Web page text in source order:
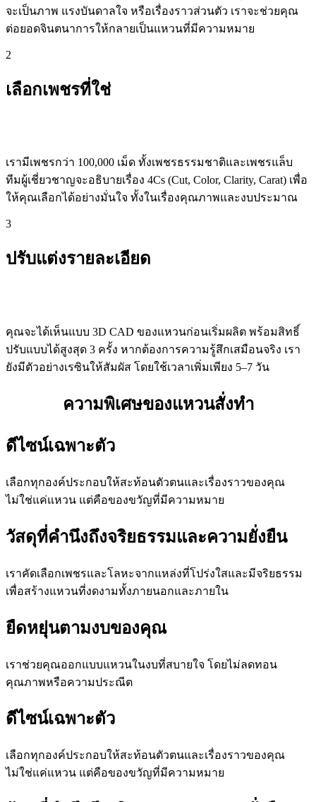
จะเป็นภาพ แรงบันดาลใจ หรือเรื่องราวส่วนตัว เราจะช่วยคุณ
ต่อยอดจินตนาการให้กลายเป็นแหวนที่มีความหมาย
2
เลือกเพชรที่ใช่
เรามีเพชรกว่า 100,000 เม็ด ทั้งเพชรธรรมชาติและเพชรแล็บ
ทีมผู้เชี่ยวชาญจะอธิบายเรื่อง 4Cs (Cut, Color, Clarity, Carat) เพื่อ
ให้คุณเลือกได้อย่างมั่นใจ ทั้งในเรื่องคุณภาพและงบประมาณ
3
ปรับแต่งรายละเอียด
คุณจะได้เห็นแบบ 3D CAD ของแหวนก่อนเริ่มผลิต พร้อมสิทธิ์
ปรับแบบได้สูงสุด 3 ครั้ง หากต้องการความรู้สึกเสมือนจริง เรา
ยังมีตัวอย่างเรซินให้สัมผัส โดยใช้เวลาเพิ่มเพียง 5–7 วัน
ความพิเศษของแหวนสั่งทำ
ดีไซน์เฉพาะตัว
เลือกทุกองค์ประกอบให้สะท้อนตัวตนและเรื่องราวของคุณ
ไม่ใช่แค่แหวน แต่คือของขวัญที่มีความหมาย
วัสดุที่คำนึงถึงจริยธรรมและความยั่งยืน
เราคัดเลือกเพชรและโลหะจากแหล่งที่โปร่งใสและมีจริยธรรม
เพื่อสร้างแหวนที่งดงามทั้งภายนอกและภายใน
ยืดหยุ่นตามงบของคุณ
เราช่วยคุณออกแบบแหวนในงบที่สบายใจ โดยไม่ลดทอน
คุณภาพหรือความประณีต
ดีไซน์เฉพาะตัว
เลือกทุกองค์ประกอบให้สะท้อนตัวตนและเรื่องราวของคุณ
ไม่ใช่แค่แหวน แต่คือของขวัญที่มีความหมาย